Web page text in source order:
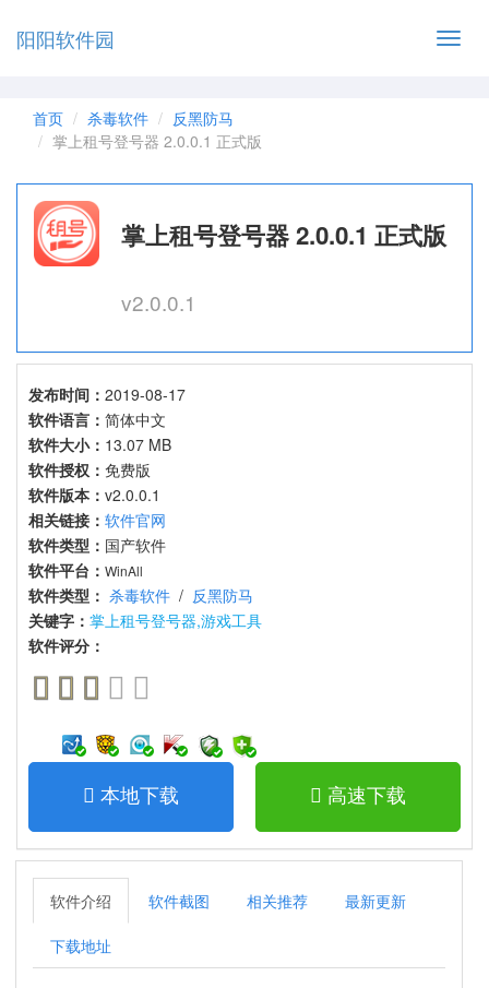
阳阳软件园
首页 杀毒软件
反黑防马
掌上租号登号器 2.0.0.1 正式版
掌上租号登号器 2.0.0.1 正式版
v2.0.0.1
发布时间： 2019-08-17
软件语言： 简体中文
软件大小： 13.07 MB
软件授权： 免费版
软件版本： v2.0.0.1
相关链接： 软件官网
软件类型： 国产软件
软件平台： WinAll
软件类型： 杀毒软件 / 反黑防马
关键字： 掌上租号登号器,游戏工具
软件评分：
本地下载 高速下载
软件介绍 软件截图 相关推荐 最新更新
下载地址